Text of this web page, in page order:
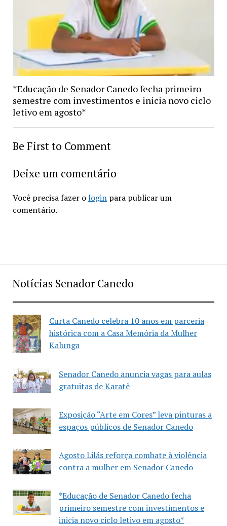
Notícias Senador Canedo
Curta Canedo celebra 10 anos em parceria
histórica com a Casa Memória da Mulher
Kalunga
Senador Canedo anuncia vagas para aulas
gratuitas de Karatê
Exposição “Arte em Cores” leva pinturas a
espaços públicos de Senador Canedo
Agosto Lilás reforça combate à violência
contra a mulher em Senador Canedo
*Educação de Senador Canedo fecha
primeiro semestre com investimentos e
inicia novo ciclo letivo em agosto*
*Educação de Senador Canedo fecha primeiro
semestre com investimentos e inicia novo ciclo
letivo em agosto*
Be First to Comment
Deixe um comentário
Você precisa fazer o loginpara publicar um
comentário.